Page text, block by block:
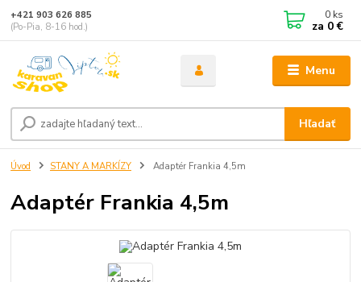
Menu
Hľadať
+421 903 626 885
(Po-Pia, 8-16 hod.)
0 ks
za 0 €
Úvod STANY A MARKÍZY Adaptér Frankia 4,5m
Adaptér Frankia 4,5m